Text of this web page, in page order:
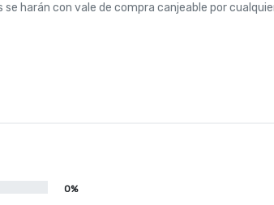
se harán con vale de compra canjeable por
0%